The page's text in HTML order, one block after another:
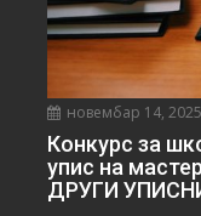
новембар 14, 2025
Конкурс за
упис на
ДРУГИ